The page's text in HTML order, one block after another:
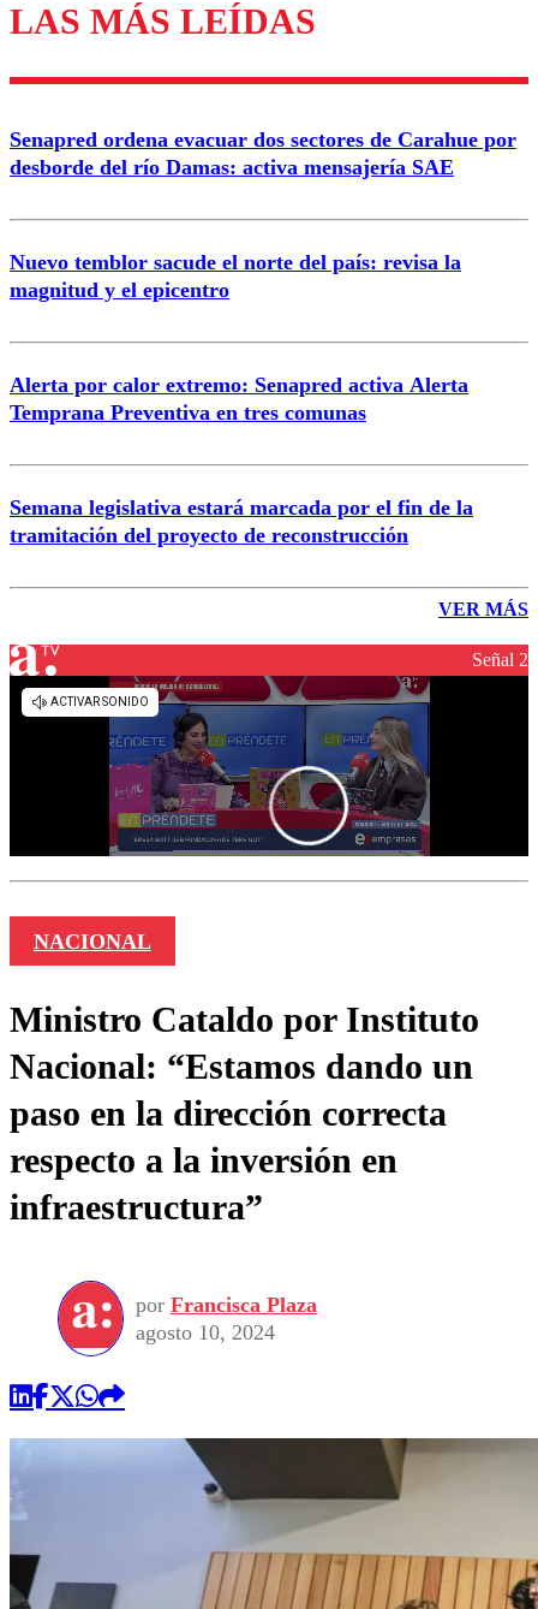
Enviar comentario
LAS MÁS LEÍDAS
Senapred ordena evacuar dos sectores de Carahue por
desborde del río Damas: activa mensajería SAE
Nuevo temblor sacude el norte del país: revisa la
magnitud y el epicentro
Alerta por calor extremo: Senapred activa Alerta
Temprana Preventiva en tres comunas
Semana legislativa estará marcada por el fin de la
tramitación del proyecto de reconstrucción
VER MÁS
Señal 2
NACIONAL
Ministro Cataldo por Instituto
Nacional: “Estamos dando un
paso en la dirección correcta
respecto a la inversión en
infraestructura”
por Francisca Plaza
agosto 10, 2024